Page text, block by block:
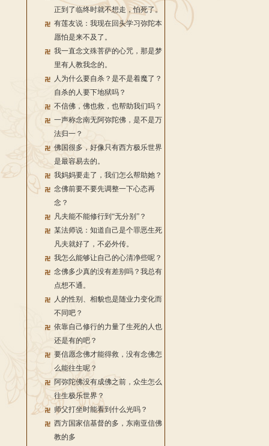
正到了临终时就不想走，怕死了。
有莲友说：我现在回头学习弥陀本
愿怕是来不及了。
我一直念文殊菩萨的心咒，那是梦
里有人教我念的。
人为什么要自杀？是不是着魔了？
自杀的人要下地狱吗？
不信佛，佛也救，也帮助我们吗？
一声称念南无阿弥陀佛，是不是万
法归一？
佛国很多，好像只有西方极乐世界
是最容易去的。
我妈妈要走了，我们怎么帮助她？
念佛前要不要先调整一下心态再
念？
凡夫能不能修行到“无分别”？
某法师说：知道自己是个罪恶生死
凡夫就好了，不必外传。
我怎么能够让自己的心清净些呢？
念佛多少真的没有差别吗？我总有
点想不通。
人的性别、相貌也是随业力变化而
不同吧？
依靠自己修行的力量了生死的人也
还是有的吧？
要信愿念佛才能得救，没有念佛怎
么能往生呢？
阿弥陀佛没有成佛之前，众生怎么
往生极乐世界？
师父打坐时能看到什么光吗？
西方国家信基督的多，东南亚信佛
教的多